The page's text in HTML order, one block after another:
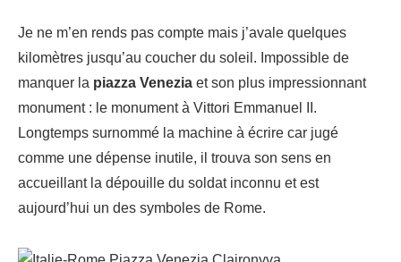
Je ne m’en rends pas compte mais j’avale quelques
kilomètres jusqu’au coucher du soleil. Impossible de
manquer la piazza Venezia et son plus impressionnant
monument : le monument à Vittori Emmanuel II.
Longtemps surnommé la machine à écrire car jugé
comme une dépense inutile, il trouva son sens en
accueillant la dépouille du soldat inconnu et est
aujourd’hui un des symboles de Rome.